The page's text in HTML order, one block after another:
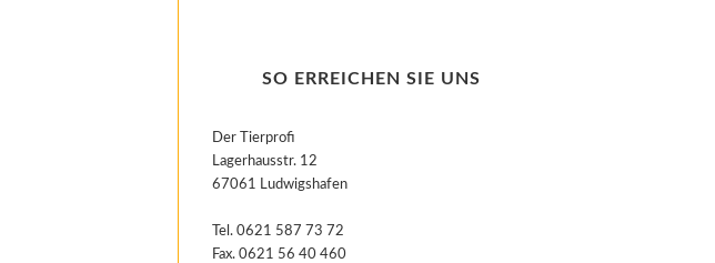
SO ERREICHEN SIE UNS
Der Tierprofi
Lagerhausstr. 12
67061 Ludwigshafen
Tel. 0621 587 73 72
Fax. 0621 56 40 460